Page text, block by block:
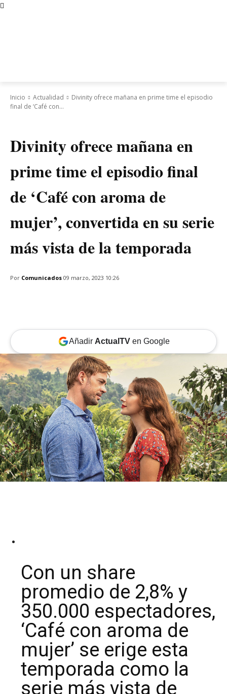
Inicio Actualidad
Divinity ofrece mañana en prime time el episodio
final de ‘Café con...
Divinity ofrece mañana en
prime time el episodio final
de ‘Café con aroma de
mujer’, convertida en su serie
más vista de la temporada
Por Comunicados 09 marzo, 2023 10:26
Añadir ActualTVen Google
Con un share
promedio de 2,8% y
350.000 espectadores,
‘Café con aroma de
mujer’ se erige esta
temporada como la
serie más vista de